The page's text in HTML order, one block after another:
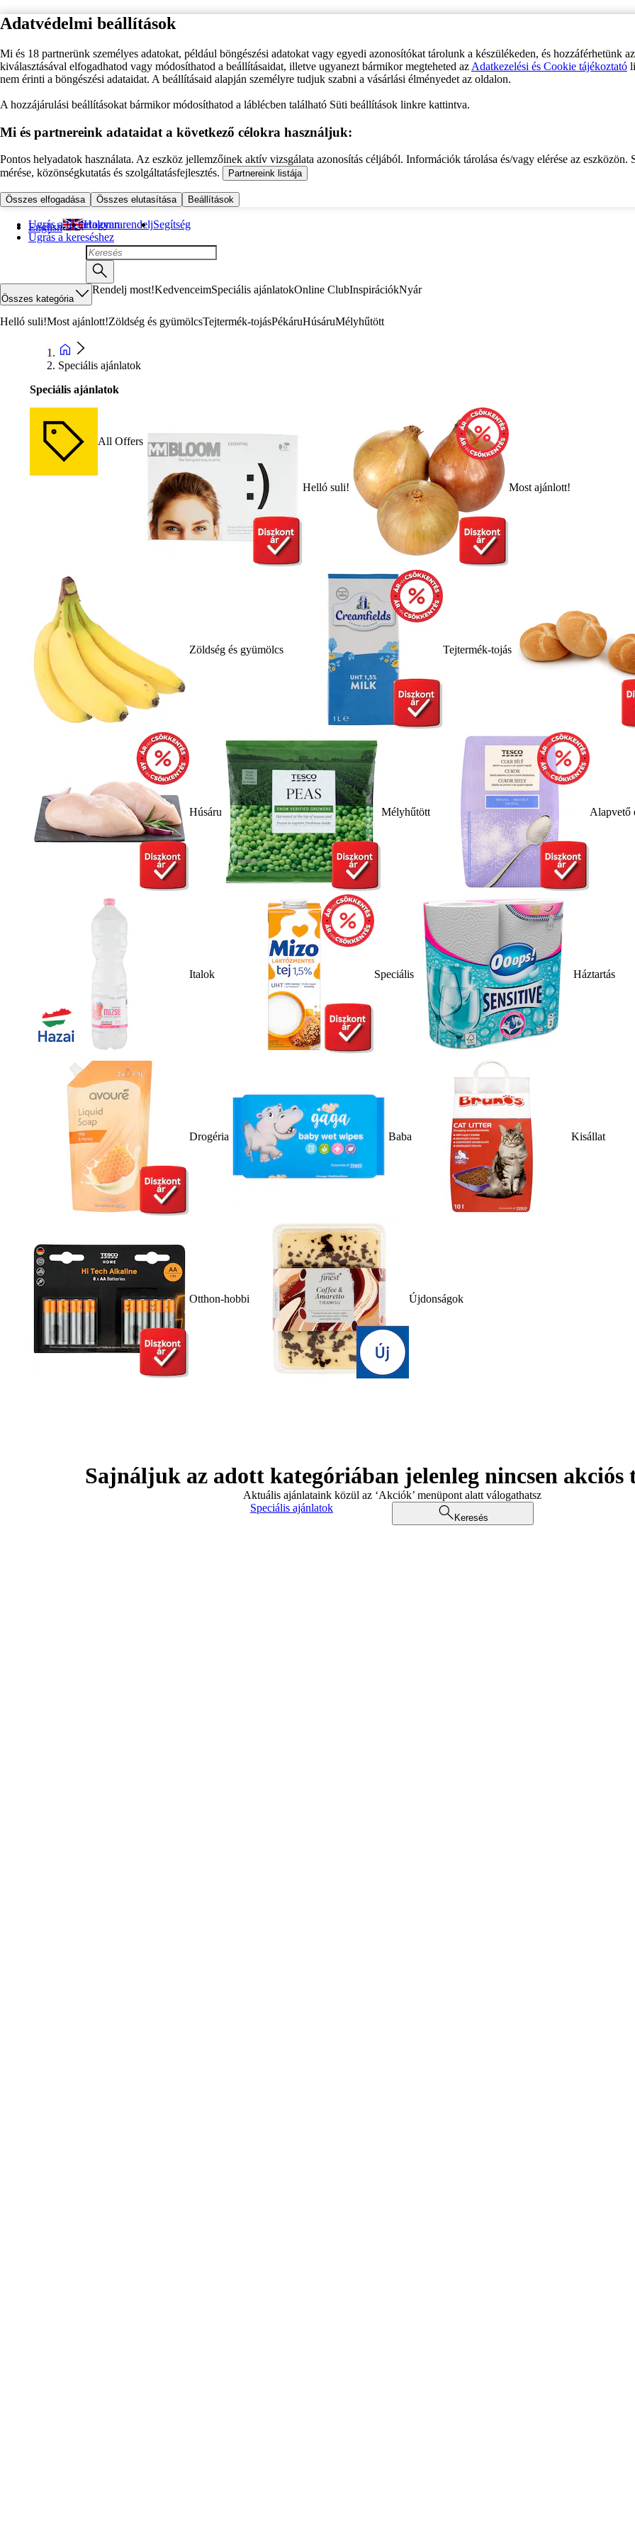
Adatvédelmi beállítások
Mi és 18 partnerünk személyes adatokat, például böngészési adatokat vagy egyedi azonosítókat tárolunk a készülékeden, és hozzáférhetünk
kiválasztásával elfogadhatod vagy módosíthatod a beállításaidat, illetve ugyanezt bármikor megteheted az Adatkezelési és Cookie tájékoztató
nem érinti a böngészési adataidat. A beállításaid alapján személyre tudjuk szabni a vásárlási élményedet az oldalon.
A hozzájárulási beállításokat bármikor módosíthatod a láblécben található Süti beállítások linkre kattintva.
Mi és partnereink adataidat a következő célokra használjuk:
Pontos helyadatok használata. Az eszköz jellemzőinek aktív vizsgálata azonosítás céljából. Információk tárolása és/vagy elérése az eszközön.
mérése, közönségkutatás és szolgáltatásfejlesztés.
Partnereink listája
Összes elfogadása Összes elutasítása Beállítások
Ugrás a fő tartalomra
Ugrás a kereséshez
English Hogyan rendeljSegítség
Összes kategória
Rendelj most!KedvenceimSpeciális ajánlatokOnline ClubInspirációkNyár
Helló suli!Most ajánlott!Zöldség és gyümölcsTejtermék-tojásPékáruHúsáruMélyhűtött
Speciális ajánlatok
Speciális ajánlatok
All Offers
Helló suli! Most ajánlott!
Zöldség és gyümölcs Tejtermék-tojás
Húsáru Mélyhűtött Alapvető
Italok Speciális Háztartás
Drogéria Baba Kisállat
Otthon-hobbi Újdonságok
Sajnáljuk az adott kategóriában jelenleg nincsen akciós
Aktuális ajánlataink közül az ‘Akciók’ menüpont alatt válogathatsz
Speciális ajánlatok
Keresés